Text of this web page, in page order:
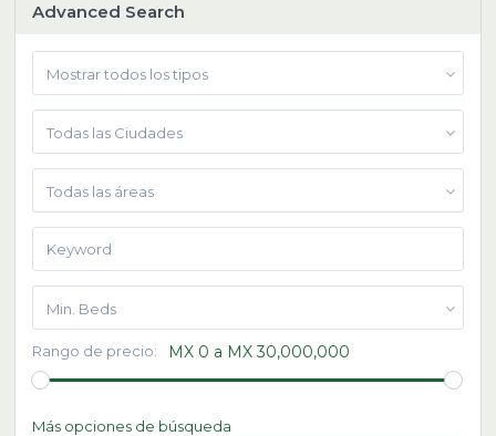
Advanced Search
Mostrar todos los tipos
Todas las Ciudades
Todas las áreas
Min. Beds
Rango de precio: MX 0 a MX 30,000,000
Más opciones de búsqueda